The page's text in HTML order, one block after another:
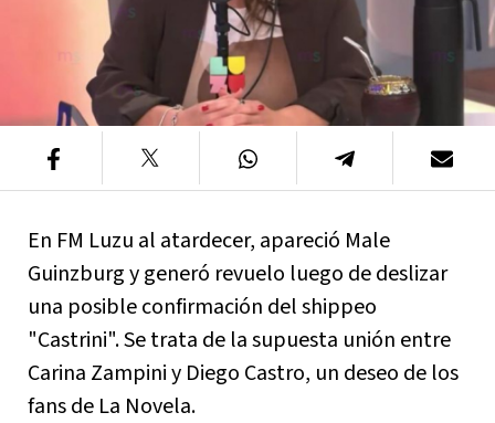
En FM Luzu al atardecer, apareció Male
Guinzburg y generó revuelo luego de deslizar
una posible confirmación del shippeo
"Castrini". Se trata de la supuesta unión entre
Carina Zampini y Diego Castro, un deseo de los
fans de La Novela.